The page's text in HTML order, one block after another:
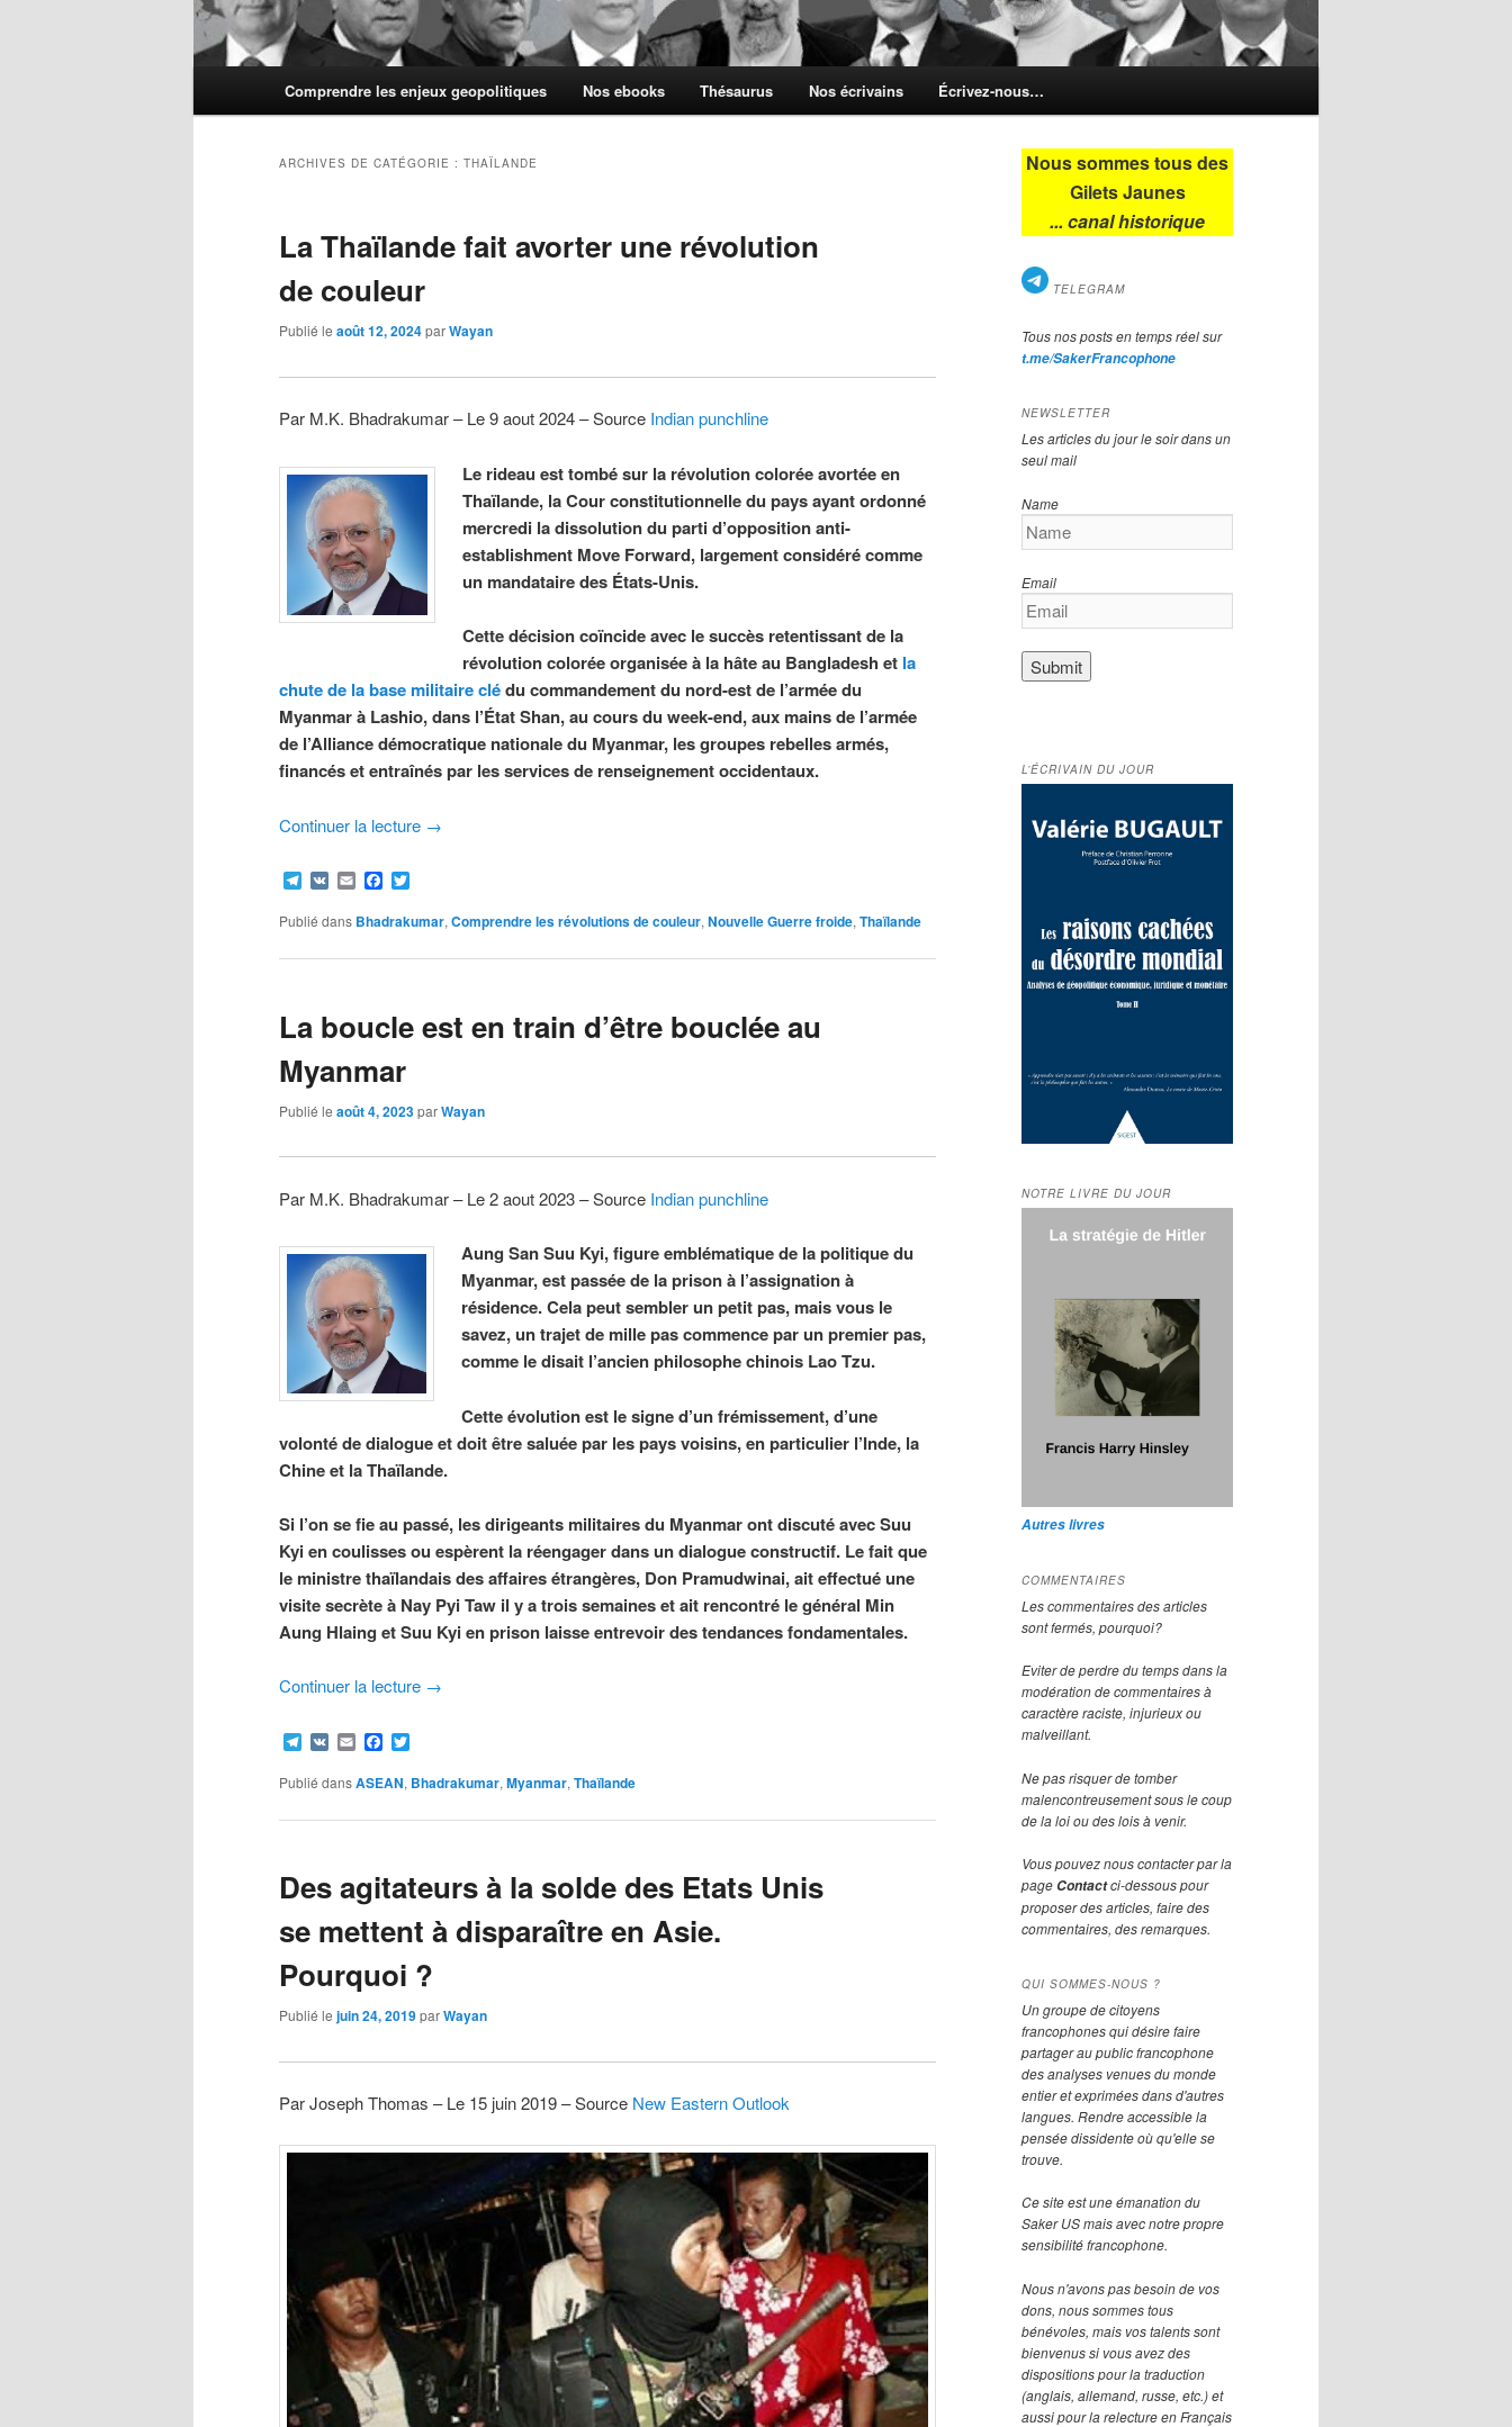
Comprendre les enjeux geopolitiques Nos ebooks Thésaurus Nos écrivains Écrivez-nous…
ARCHIVES DE CATÉGORIE : THAÏLANDE
La Thaïlande fait avorter une révolution
de couleur
Publié le août 12, 2024parWayan
Par M.K. Bhadrakumar – Le 9 aout 2024 – Source Indian punchline
Le rideau est tombé sur la révolution colorée avortée en
Thaïlande, la Cour constitutionnelle du pays ayant ordonné
mercredi la dissolution du parti d’opposition anti-
establishment Move Forward, largement considéré comme
un mandataire des États-Unis.
Cette décision coïncide avec le succès retentissant de la
révolution colorée organisée à la hâte au Bangladesh et la
chute de la base militaire clédu commandement du nord-est de l’armée du
Myanmar à Lashio, dans l’État Shan, au cours du week-end, aux mains de l’armée
de l’Alliance démocratique nationale du Myanmar, les groupes rebelles armés,
financés et entraînés par les services de renseignement occidentaux.
Continuer la lecture →
Telegram
VK EmailFacebook
Publié dans Bhadrakumar, Comprendre les révolutions de couleur, Nouvelle Guerre froide, Thaïlande
La boucle est en train d’être bouclée au
Myanmar
Publié le août 4, 2023parWayan
Par M.K. Bhadrakumar – Le 2 aout 2023 – Source Indian punchline
Aung San Suu Kyi, figure emblématique de la politique du
Myanmar, est passée de la prison à l’assignation à
résidence. Cela peut sembler un petit pas, mais vous le
savez, un trajet de mille pas commence par un premier pas,
comme le disait l’ancien philosophe chinois Lao Tzu.
Cette évolution est le signe d’un frémissement, d’une
volonté de dialogue et doit être saluée par les pays voisins, en particulier l’Inde, la
Chine et la Thaïlande.
Si l’on se fie au passé, les dirigeants militaires du Myanmar ont discuté avec Suu
Kyi en coulisses ou espèrent la réengager dans un dialogue constructif. Le fait que
le ministre thaïlandais des affaires étrangères, Don Pramudwinai, ait effectué une
visite secrète à Nay Pyi Taw il y a trois semaines et ait rencontré le général Min
Aung Hlaing et Suu Kyi en prison laisse entrevoir des tendances fondamentales.
Continuer la lecture →
Telegram
VK EmailFacebook
Publié dansASEAN, Bhadrakumar, Myanmar, Thaïlande
Des agitateurs à la solde des Etats Unis
se mettent à disparaître en Asie.
Pourquoi ?
Publié le juin 24, 2019parWayan
Par Joseph Thomas – Le 15 juin 2019 – Source New Eastern Outlook
Nous sommes tous des
Gilets Jaunes
... canal historique
TELEGRAM
Tous nos posts en temps réel sur
t.me/SakerFrancophone
NEWSLETTER
Les articles du jour le soir dans un
seul mail
Name
Email
L’ÉCRIVAIN DU JOUR
NOTRE LIVRE DU JOUR
Autres livres
COMMENTAIRES
Les commentaires des articles
sont fermés, pourquoi?
Eviter de perdre du temps dans la
modération de commentaires à
caractère raciste, injurieux ou
malveillant.
Ne pas risquer de tomber
malencontreusement sous le coup
de la loi ou des lois à venir.
Vous pouvez nous contacter par la
page Contactci-dessous pour
proposer des articles, faire des
commentaires, des remarques.
QUI SOMMES-NOUS ?
Un groupe de citoyens
francophones qui désire faire
partager au public francophone
des analyses venues du monde
entier et exprimées dans d'autres
langues. Rendre accessible la
pensée dissidente où qu'elle se
trouve.
Ce site est une émanation du
Saker US mais avec notre propre
sensibilité francophone.
Nous n'avons pas besoin de vos
dons, nous sommes tous
bénévoles, mais vos talents sont
bienvenus si vous avez des
dispositions pour la traduction
(anglais, allemand, russe, etc.) et
aussi pour la relecture en Français